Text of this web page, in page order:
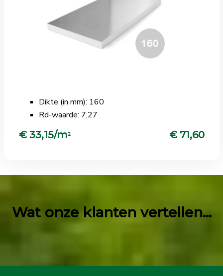
Dikte (in mm): 160
Rd-waarde: 7,27
€ 33,15/m2 € 71,60
Wat onze klanten vertellen...